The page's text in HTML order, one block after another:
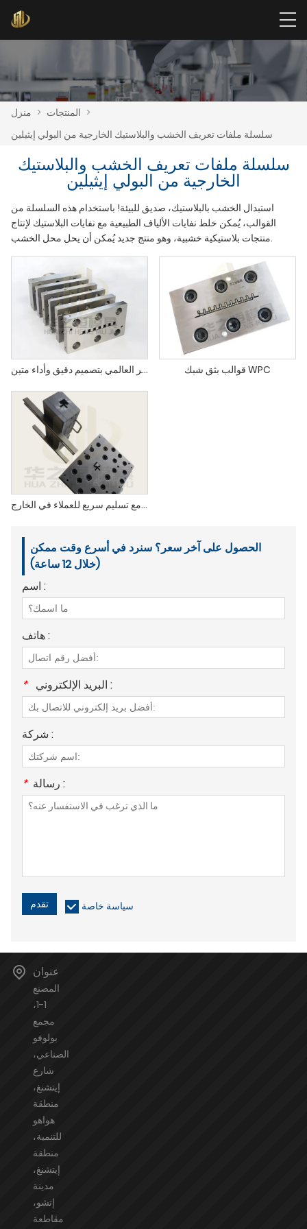
منزل > المنتجات >
سلسلة ملفات تعريف الخشب والبلاستيك الخارجية من البولي إيثيلين
سلسلة ملفات تعريف الخشب والبلاستيك
الخارجية من البولي إيثيلين
استبدال الخشب بالبلاستيك، صديق للبيئة! باستخدام هذه السلسلة من
القوالب، يُمكن خلط نفايات الألياف الطبيعية مع نفايات البلاستيك لإنتاج
منتجات بلاستيكية خشبية، وهو منتج جديد يُمكن أن يحل محل الخشب.
قوالب شبكية مخصصة للتصدير العالمي بتصميم دقيق وأداء متين قوالب بثق شبك WPC
قوالب شبكية قابلة للتخصيص بأسعار تنافسية مع تسليم سريع للعملاء في الخارج
الحصول على آخر سعر؟ سنرد في أسرع وقت ممكن
(خلال 12 ساعة)
اسم :
هاتف :
* البريد الإلكتروني :
شركة :
* رسالة :
تقدم سياسة خاصة
عنوان
المصنع
1-1،
مجمع
بولوفو
الصناعي،
شارع
إيتشنغ،
منطقة
هواهو
للتنمية،
منطقة
إيتشنغ،
مدينة
إتشو،
مقاطعة